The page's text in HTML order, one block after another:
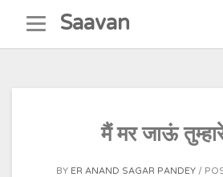
content
Saavan
मैं मर जाऊं
BY ER ANAND SAGAR PANDEY